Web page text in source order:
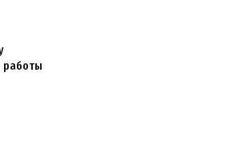
работы